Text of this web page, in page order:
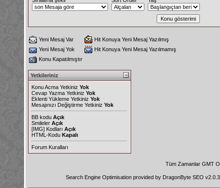
Yeni Mesaj Var
Hit Konuya Yeni Mesaj Yazılmış
Yeni Mesaj Yok
Hit Konuya Yeni Mesaj Yazılmamış
Konu Kapatılmıştır
Yetkileriniz
Konu Acma Yetkiniz Yok
Cevap Yazma Yetkiniz Yok
Eklenti Yükleme Yetkiniz Yok
Mesajınızı Değiştirme Yetkiniz Yok
BB kodu Açık
Smileler Açık
[IMG] Kodları Açık
HTML-Kodu Kapalı
Forum Kuralları
Tüm Zamanlar GMT
Search Engine Optimisation provided by DragonByte SEO